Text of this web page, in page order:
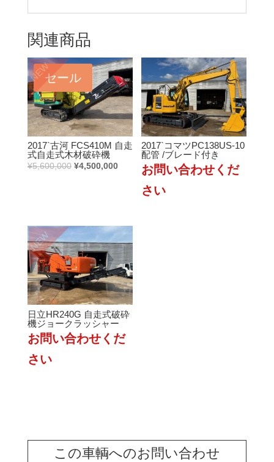
関連商品
セール
NEW
2017`古河 FCS410M 自走
式自走式木材破砕機
¥5,600,000 元
で
し
た。
¥4,500,000現
は
¥4,500,000
で
す。
2017`コマツPC138US-10
配管 /ブレード付き
NEW
日立HR240G 自走式破砕
機ジョークラッシャー
この車輌へのお問い合わせ